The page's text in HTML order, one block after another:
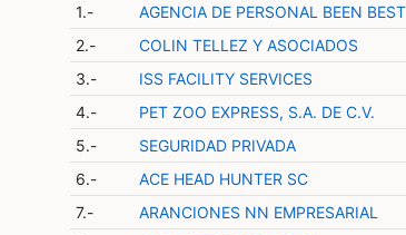
1.-
AGENCIA DE PERSONAL BEEN BEST
2.-
COLIN TELLEZ Y ASOCIADOS
3.-
ISS FACILITY SERVICES
4.-
PET ZOO EXPRESS, S.A. DE C.V.
5.-
SEGURIDAD PRIVADA
6.-
ACE HEAD HUNTER SC
7.-
ARANCIONES NN EMPRESARIAL